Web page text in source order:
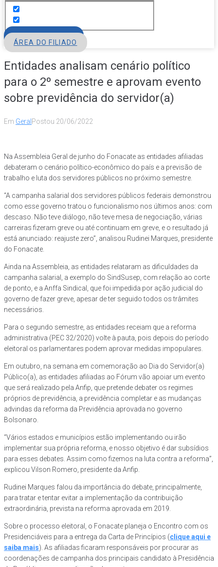
ÁREA DO FILIADO
Entidades analisam cenário político
para o 2º semestre e aprovam evento
sobre previdência do servidor(a)
Em Geral Postou 20/06/2022
Na Assembleia Geral de junho do Fonacate as entidades afiliadas
debateram o cenário político-econômico do país e a previsão de
trabalho e luta dos servidores públicos no próximo semestre.
“A campanha salarial dos servidores públicos federais demonstrou
como esse governo tratou o funcionalismo nos últimos anos: com
descaso. Não teve diálogo, não teve mesa de negociação, várias
carreiras fizeram greve ou até continuam em greve, e o resultado já
está anunciado: reajuste zero”, analisou Rudinei Marques, presidente
do Fonacate.
Ainda na Assembleia, as entidades relataram as dificuldades da
campanha salarial, a exemplo do SindSusep, com relação ao corte
de ponto, e a Anffa Sindical, que foi impedida por ação judicial do
governo de fazer greve, apesar de ter seguido todos os trâmites
necessários.
Para o segundo semestre, as entidades receiam que a reforma
administrativa (PEC 32/2020) volte à pauta, pois depois do período
eleitoral os parlamentares podem aprovar medidas impopulares.
Em outubro, na semana em comemoração ao Dia do Servidor(a)
Público(a), as entidades afiliadas ao Fórum vão apoiar um evento
que será realizado pela Anfip, que pretende debater os regimes
próprios de previdência, a previdência completar e as mudanças
advindas da reforma da Previdência aprovada no governo
Bolsonaro.
“Vários estados e municípios estão implementando ou irão
implementar sua própria reforma, e nosso objetivo é dar subsídios
para esses debates. Assim como fizemos na luta contra a reforma”,
explicou Vilson Romero, presidente da Anfip.
Rudinei Marques falou da importância do debate, principalmente,
para tratar e tentar evitar a implementação da contribuição
extraordinária, prevista na reforma aprovada em 2019.
Sobre o processo eleitoral, o Fonacate planeja o Encontro com os
Presidenciáveis para a entrega da Carta de Princípios (clique aqui e
saiba mais). As afiliadas ficaram responsáveis por procurar as
coordenações de campanha dos principais candidato à Presidência